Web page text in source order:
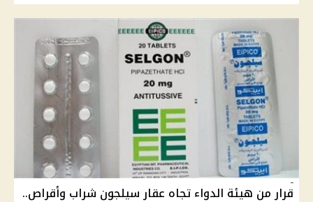
قرار من هيئة الدواء تجاه عقار سيلجون شراب وأقراص..